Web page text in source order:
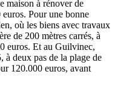
maison à rénover de
Pour une bonne
où les biens avec travaux
de 200 mètres carrés, à
euros. Et au Guilvinec,
à deux pas de la plage de
120.000 euros, avant